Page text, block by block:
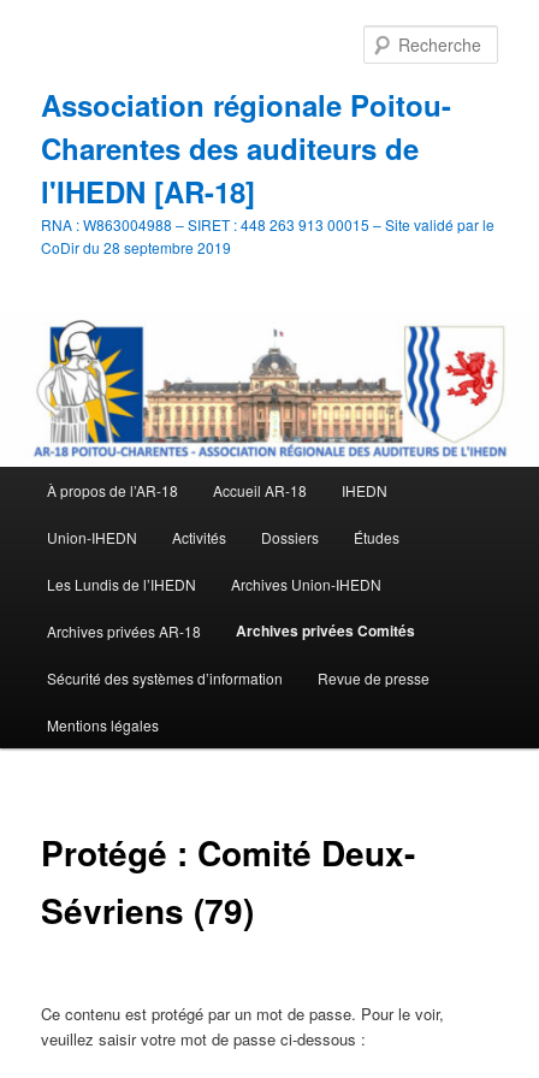
Association régionale Poitou-
Charentes des auditeurs de
l'IHEDN [AR-18]
RNA : W863004988 – SIRET : 448 263 913 00015 – Site validé par le
CoDir du 28 septembre 2019
principal
À propos de l’AR-18 Accueil AR-18 IHEDN
Union-IHEDN Activités Dossiers Études
Les Lundis de l’IHEDN Archives Union-IHEDN
Archives privées AR-18 Archives privées Comités
Sécurité des systèmes d’information Revue de presse
Mentions légales
Protégé : Comité Deux-
Sévriens (79)
Ce contenu est protégé par un mot de passe. Pour le voir,
veuillez saisir votre mot de passe ci-dessous :